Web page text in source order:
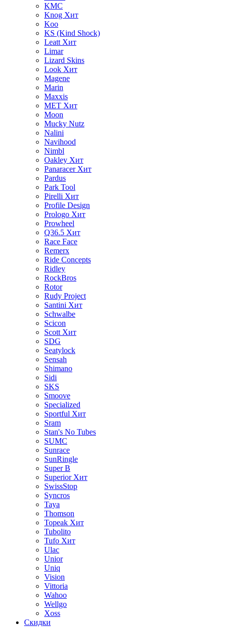
KMC
Knog Хит
Koo
KS (Kind Shock)
Leatt Хит
Limar
Lizard Skins
Look Хит
Magene
Marin
Maxxis
MET Хит
Moon
Mucky Nutz
Nalini
Navihood
Nimbl
Oakley Хит
Panaracer Хит
Pardus
Park Tool
Pirelli Хит
Profile Design
Prologo Хит
Prowheel
Q36.5 Хит
Race Face
Remerx
Ride Concepts
Ridley
RockBros
Rotor
Rudy Project
Santini Хит
Schwalbe
Scicon
Scott Хит
SDG
Seatylock
Sensah
Shimano
Sidi
SKS
Smoove
Specialized
Sportful Хит
Sram
Stan's No Tubes
SUMC
Sunrace
SunRingle
Super B
Superior Хит
SwissStop
Syncros
Taya
Thomson
Topeak Хит
Tubolito
Tufo Хит
Ulac
Unior
Uniq
Vision
Vittoria
Wahoo
Wellgo
Xoss
Скидки